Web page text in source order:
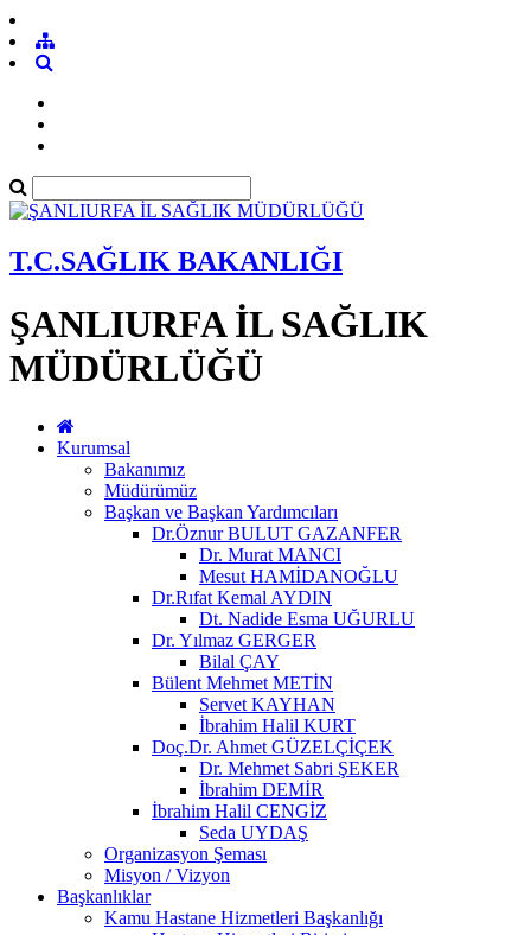
T.C.SAĞLIK BAKANLIĞI
ŞANLIURFA İL SAĞLIK
MÜDÜRLÜĞÜ
Kurumsal
Bakanımız
Müdürümüz
Başkan ve Başkan Yardımcıları
Dr.Öznur BULUT GAZANFER
Dr. Murat MANCI
Mesut HAMİDANOĞLU
Dr.Rıfat Kemal AYDIN
Dt. Nadide Esma UĞURLU
Dr. Yılmaz GERGER
Bilal ÇAY
Bülent Mehmet METİN
Servet KAYHAN
İbrahim Halil KURT
Doç.Dr. Ahmet GÜZELÇİÇEK
Dr. Mehmet Sabri ŞEKER
İbrahim DEMİR
İbrahim Halil CENGİZ
Seda UYDAŞ
Organizasyon Şeması
Misyon / Vizyon
Başkanlıklar
Kamu Hastane Hizmetleri Başkanlığı